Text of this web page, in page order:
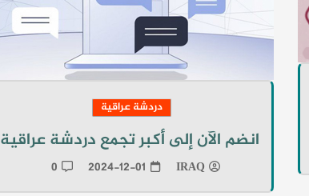
دردشة عراقية
انضم الآن إلى أكبر تجمع دردشة عراقية
IRAQ
2024-12-01
0